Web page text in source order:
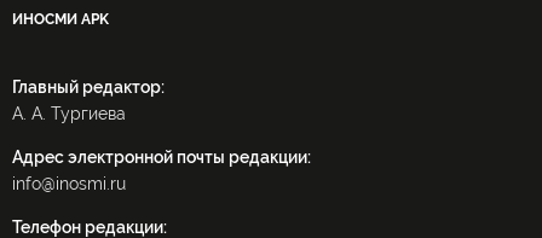
ИНОСМИ APK
Главный редактор:
А. А. Тургиева
Адрес электронной почты редакции:
info@inosmi.ru
Телефон редакции: